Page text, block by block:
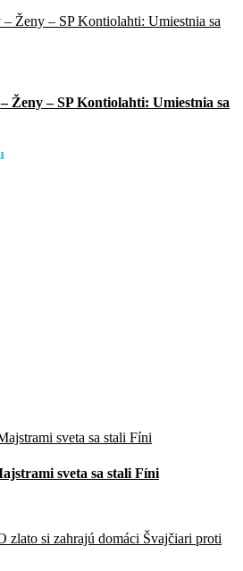
Ženy – SP Kontiolahti: Umiestnia sa
sveta sa stali Fíni